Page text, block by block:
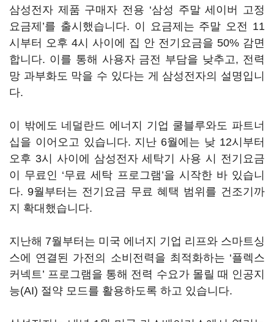
삼성전자 제품 구매자 전용 ‘삼성 주말 세이버 고정
요금제’를 출시했습니다. 이 요금제는 주말 오전 11
시부터 오후 4시 사이에 집 안 전기요금을 50% 감면
합니다. 이를 통해 사용자 금전 부담을 낮추고, 전력
망 과부화도 막을 수 있다는 게 삼성전자의 설명입니
다.
이 밖에도 네덜란드 에너지 기업 쿨블루와도 파트너
십을 이어오고 있습니다. 지난 6월에는 낮 12시부터
오후 3시 사이에 삼성전자 세탁기 사용 시 전기요금
이 무료인 ‘무료 세탁 프로그램’을 시작한 바 있습니
다. 9월부터는 전기요금 무료 혜택 범위를 건조기까
지 확대했습니다.
지난해 7월부터는 미국 에너지 기업 리프와 스마트싱
스에 연결된 가전의 소비전력을 최적화하는 ‘플렉스
커넥트’ 프로그램을 통해 전력 수요가 몰릴 때 인공지
능(AI) 절약 모드를 활용하도록 하고 있습니다.